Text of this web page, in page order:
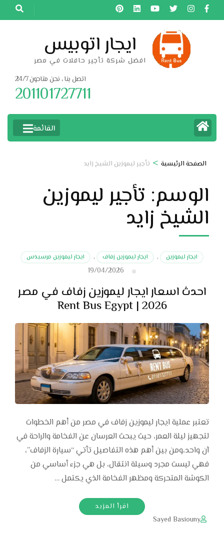
تخطى
إلى
ايجار اتوبيس
افضل شركة تأجير حافلات في مصر
اتصل بنا ، نحن متاحون 24/7
201101727711
القائمة
الصفحة الرئيسية > تأجير ليموزين الشيخ زايد
الوسم: تأجير ليموزين
الشيخ زايد
ايجار ليموزين , ايجار ليموزين زفاف , ايجار ليموزين مرسيدس
19/04/2026
احدث اسعار ايجار ليموزين زفاف في مصر
2026 | Rent Bus Egypt
تعتبر عملية ايجار ليموزين زفاف في مصر من أهم الخطوات
لتجهيز ليلة العمر، حيث يبحث العرسان عن الفخامة والراحة في
آن واحد،ومن بين أهم هذه التفاصيل تأتي “سيارة الزفاف”،
فهي ليست مجرد وسيلة انتقال، بل هي جزء أساسي من
الكوشة المتحركة ومظهر الفخامة الذي يكتمل …
اقرأ المزيد
Sayed Basiouny